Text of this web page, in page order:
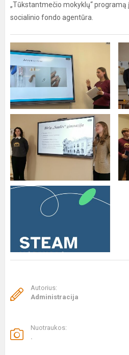
„Tūkstantmečio mokyklų“ programą
socialinio fondo agentūra.
Autorius:
Administracija
Nuotraukos:
.